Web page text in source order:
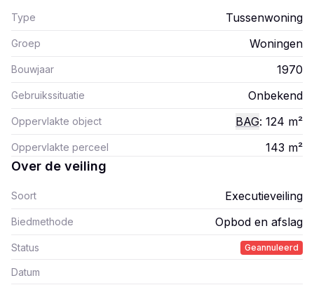
Type Tussenwoning
Groep Woningen
Bouwjaar 1970
Gebruikssituatie Onbekend
Oppervlakte object BAG: 124 m²
Oppervlakte perceel 143 m²
Over de veiling
Soort Executieveiling
Biedmethode Opbod en afslag
Status Geannuleerd
Datum